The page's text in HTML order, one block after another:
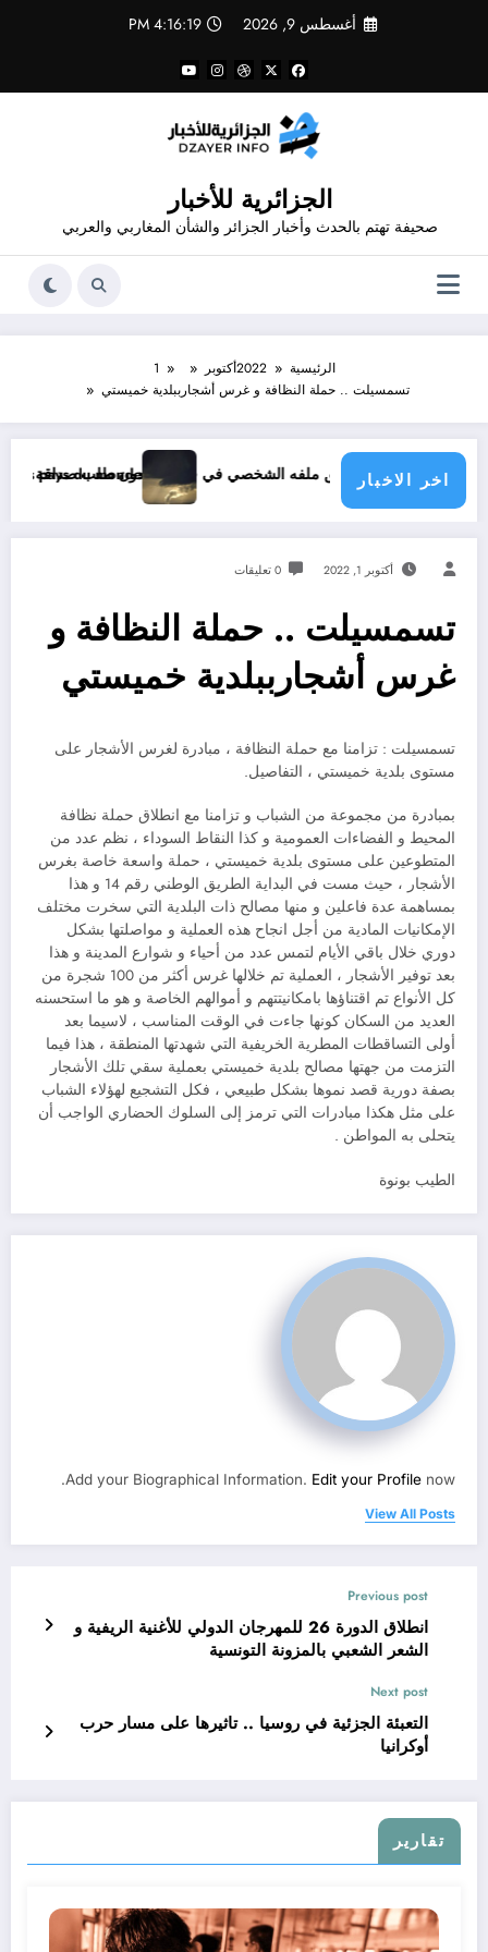
أغسطس 9, 2026 4:16:19 PM
الجزائرية للأخبار
صحيفة تهتم بالحدث وأخبار الجزائر والشأن المغاربي والعربي
الرئيسية 2022أكتوبر
1
تسمسيلت .. حملة النظافة و غرس أشجارببلدية خميستي
اخر الاخبار
في فيسبوك دون طلب صداقة .. الاطلاع على محتوى صفحة شخص اغلق ملفه الشخصي في فيسبوك دون طلب صداقة
menace les pays du monde
أكتوبر 1, 2022 0 تعليقات
تسمسيلت .. حملة النظافة و
غرس أشجارببلدية خميستي
تسمسيلت : تزامنا مع حملة النظافة ، مبادرة لغرس الأشجار على
مستوى بلدية خميستي ، التفاصيل.
بمبادرة من مجموعة من الشباب و تزامنا مع انطلاق حملة نظافة
المحيط و الفضاءات العمومية و كذا النقاط السوداء ، نظم عدد من
المتطوعين على مستوى بلدية خميستي ، حملة واسعة خاصة بغرس
الأشجار ، حيث مست في البداية الطريق الوطني رقم 14 و هذا
بمساهمة عدة فاعلين و منها مصالح ذات البلدية التي سخرت مختلف
الإمكانيات المادية من أجل انجاح هذه العملية و مواصلتها بشكل
دوري خلال باقي الأيام لتمس عدد من أحياء و شوارع المدينة و هذا
بعد توفير الأشجار ، العملية تم خلالها غرس أكثر من 100 شجرة من
كل الأنواع تم اقتناؤها بامكانيتتهم و أموالهم الخاصة و هو ما استحسنه
العديد من السكان كونها جاءت في الوقت المناسب ، لاسيما بعد
أولى التساقطات المطرية الخريفية التي شهدتها المنطقة ، هذا فيما
التزمت من جهتها مصالح بلدية خميستي بعملية سقي تلك الأشجار
بصفة دورية قصد نموها بشكل طبيعي ، فكل التشجيع لهؤلاء الشباب
على مثل هكذا مبادرات التي ترمز إلى السلوك الحضاري الواجب أن
يتحلى به المواطن .
الطيب بونوة
Add your Biographical Information. Edit your Profile now.
View All Posts
Previous post
انطلاق الدورة 26 للمهرجان الدولي للأغنية الريفية و
الشعر الشعبي بالمزونة التونسية
Next post
التعبئة الجزئية في روسيا .. تاثيرها على مسار حرب
أوكرانيا
تقارير